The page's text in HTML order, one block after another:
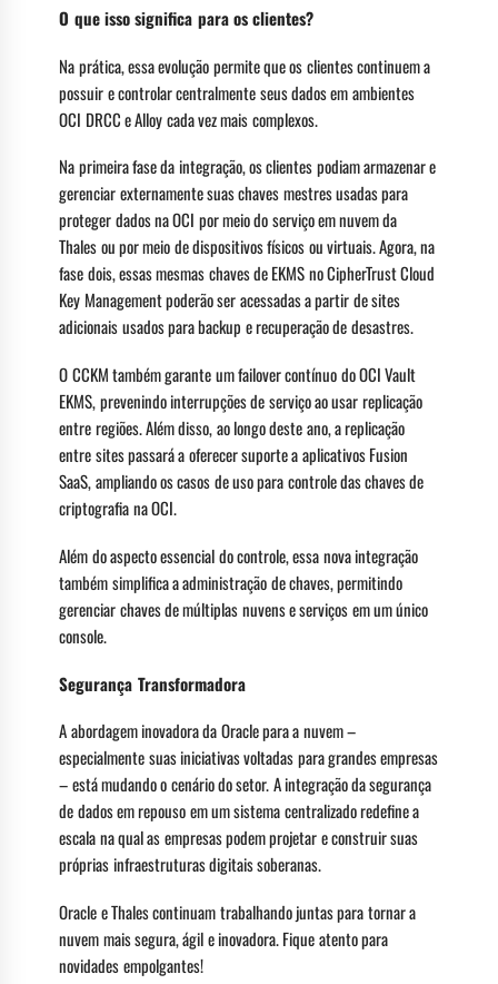
O que isso significa para os clientes?
Na prática, essa evolução permite que os clientes continuem a
possuir e controlar centralmente seus dados em ambientes
OCI DRCC e Alloy cada vez mais complexos.
Na primeira fase da integração, os clientes podiam armazenar e
gerenciar externamente suas chaves mestres usadas para
proteger dados na OCI por meio do serviço em nuvem da
Thales ou por meio de dispositivos físicos ou virtuais. Agora, na
fase dois, essas mesmas chaves de EKMS no CipherTrust Cloud
Key Management poderão ser acessadas a partir de sites
adicionais usados para backup e recuperação de desastres.
O CCKM também garante um failover contínuo do OCI Vault
EKMS, prevenindo interrupções de serviço ao usar replicação
entre regiões. Além disso, ao longo deste ano, a replicação
entre sites passará a oferecer suporte a aplicativos Fusion
SaaS, ampliando os casos de uso para controle das chaves de
criptografia na OCI.
Além do aspecto essencial do controle, essa nova integração
também simplifica a administração de chaves, permitindo
gerenciar chaves de múltiplas nuvens e serviços em um único
console.
Segurança Transformadora
A abordagem inovadora da Oracle para a nuvem –
especialmente suas iniciativas voltadas para grandes empresas
– está mudando o cenário do setor. A integração da segurança
de dados em repouso em um sistema centralizado redefine a
escala na qual as empresas podem projetar e construir suas
próprias infraestruturas digitais soberanas.
Oracle e Thales continuam trabalhando juntas para tornar a
nuvem mais segura, ágil e inovadora. Fique atento para
novidades empolgantes!